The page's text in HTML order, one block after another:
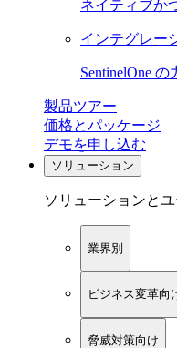
ネイティブか
インテグレー
SentinelOne
製品ツアー
価格とパッケージ
デモを申し込む
ソリューション
ソリューションと
業界別
ビジネス変革向
脅威対策向け